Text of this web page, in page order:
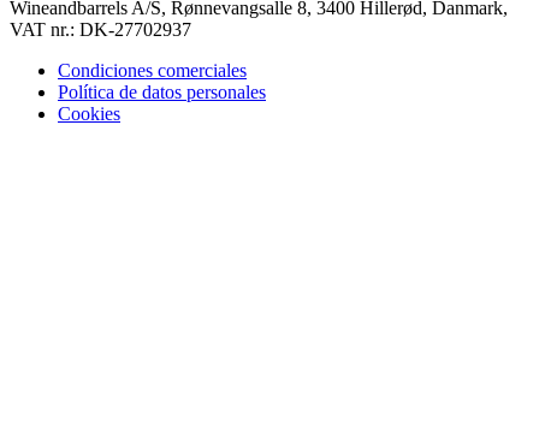
Wineandbarrels A/S, Rønnevangsalle 8, 3400 Hillerød, Danmark,
VAT nr.: DK-27702937
Condiciones comerciales
Política de datos personales
Cookies